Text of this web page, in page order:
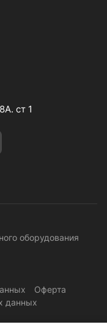
ст 1
оборудования
Оферта
данных